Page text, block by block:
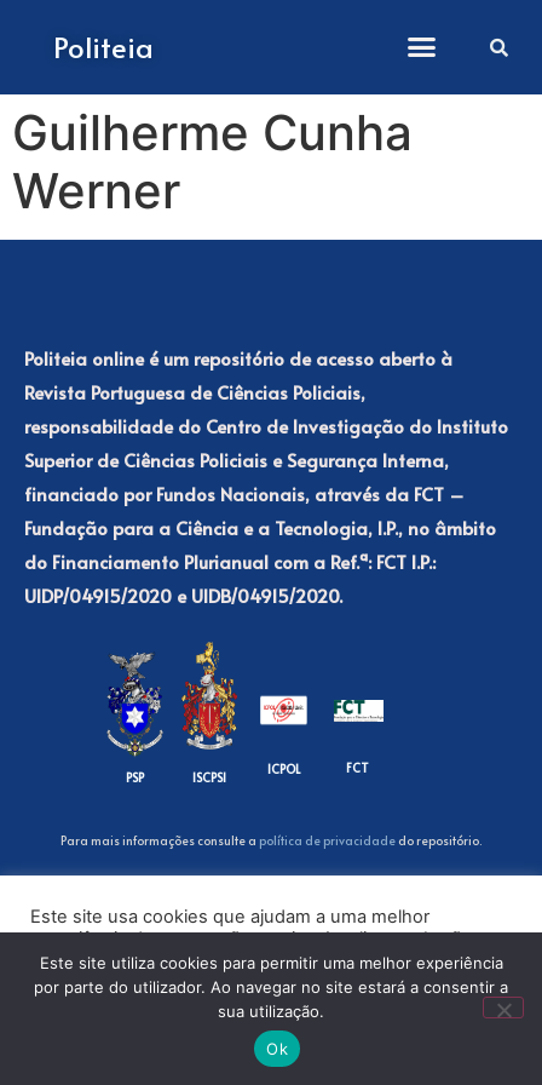
Politeia
Guilherme Cunha
Werner
Politeia online é um repositório de acesso aberto à
Revista Portuguesa de Ciências Policiais,
responsabilidade do Centro de Investigação do Instituto
Superior de Ciências Policiais e Segurança Interna,
financiado por Fundos Nacionais, através da FCT –
Fundação para a Ciência e a Tecnologia, I.P., no âmbito
do Financiamento Plurianual com a Ref.ª: FCT I.P.:
UIDP/04915/2020 e UIDB/04915/2020.
PSP ISCPSI
ICPOL FCT
Para mais informações consulte a política de privacidadedo repositório.
Este site usa cookies que ajudam a uma melhor
experiência de navegação no site. Ao clicar no botão
“Aceitar” ou continuar a visualizar o nosso site, você
concorda com o uso de cookies no nosso site.
Este site utiliza cookies para permitir uma melhor experiência
por parte do utilizador. Ao navegar no site estará a consentir a
sua utilização.
Ok